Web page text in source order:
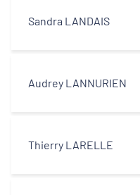
Sandra LANDAIS
Audrey LANNURIEN
Thierry LARELLE